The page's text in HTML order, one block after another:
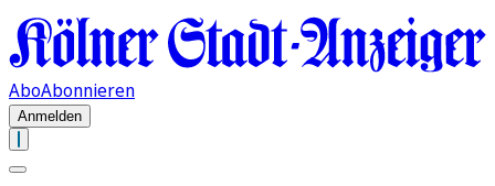
AboAbonnieren
Anmelden